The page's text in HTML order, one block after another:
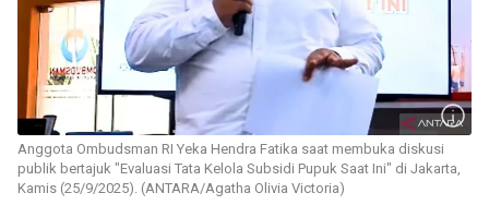
Anggota Ombudsman RI Yeka Hendra Fatika saat membuka diskusi
publik bertajuk "Evaluasi Tata Kelola Subsidi Pupuk Saat Ini" di Jakarta,
Kamis (25/9/2025). (ANTARA/Agatha Olivia Victoria)